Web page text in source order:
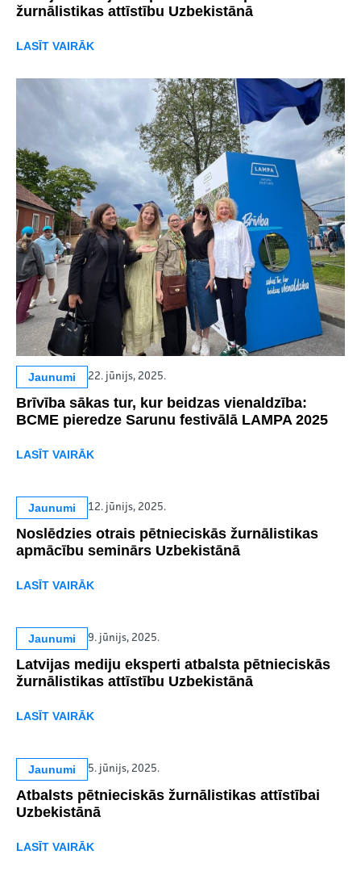
žurnālistikas attīstību Uzbekistānā
LASĪT VAIRĀK
Jaunumi 22. jūnijs, 2025.
Brīvība sākas tur, kur beidzas vienaldzība:
BCME pieredze Sarunu festivālā LAMPA 2025
LASĪT VAIRĀK
Jaunumi 12. jūnijs, 2025.
Noslēdzies otrais pētnieciskās žurnālistikas
apmācību seminārs Uzbekistānā
LASĪT VAIRĀK
Jaunumi 9. jūnijs, 2025.
Latvijas mediju eksperti atbalsta pētnieciskās
žurnālistikas attīstību Uzbekistānā
LASĪT VAIRĀK
Jaunumi 5. jūnijs, 2025.
Atbalsts pētnieciskās žurnālistikas attīstībai
Uzbekistānā
LASĪT VAIRĀK